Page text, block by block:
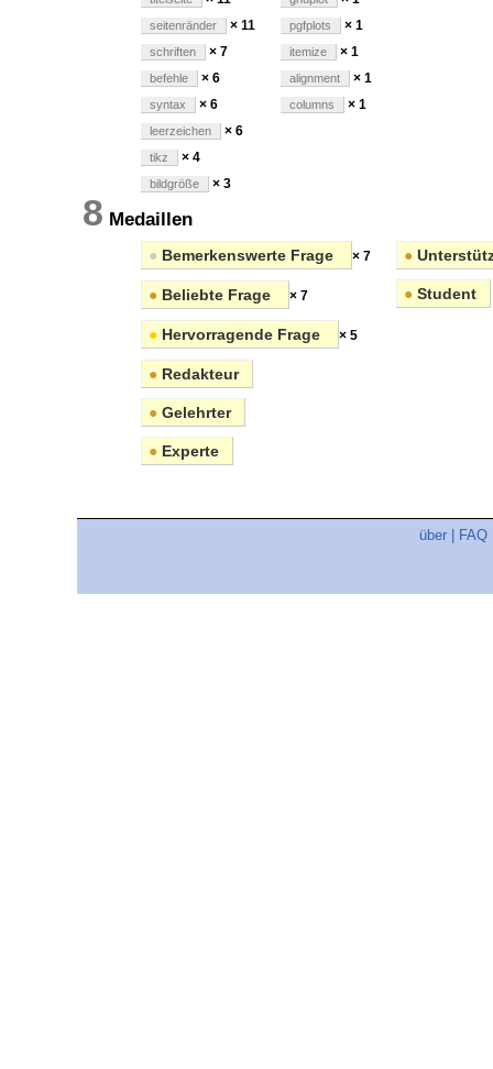
seitenränder × 11
schriften × 7
befehle × 6
syntax × 6
leerzeichen × 6
tikz × 4
bildgröße × 3
pgfplots × 1
itemize × 1
alignment × 1
columns × 1
8 Medaillen
● Bemerkenswerte Frage × 7
● Beliebte Frage × 7
● Hervorragende Frage × 5
● Redakteur
● Gelehrter
● Experte
●
● Student
über FAQ